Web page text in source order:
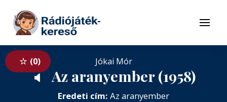
Tovább a tartalomhoz
Menü
0 Jókai Mór
🔈 Az aranyember (1958)
Eredeti cím: Az aranyember